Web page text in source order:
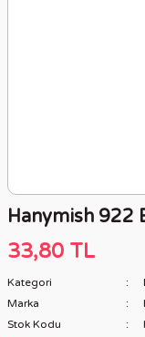
Hanymish 922
33,80 TL
Kategori
Marka
Stok Kodu